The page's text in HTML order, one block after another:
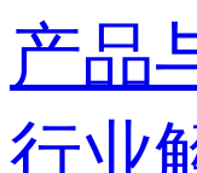
产品
行业